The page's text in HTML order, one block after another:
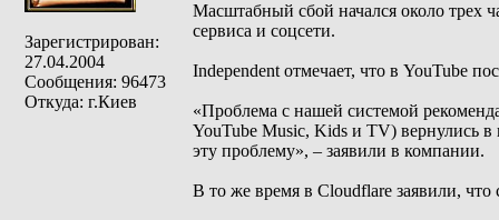
Зарегистрирован:
27.04.2004
Сообщения: 96473
Откуда: г.Киев
Масштабный сбой начался около трех
сервиса и соцсети.
Independent отмечает, что в YouTube
«Проблема с нашей системой
YouTube Music, Kids и TV) вернулись
эту проблему», – заявили в компании.
В то же время в Cloudflare заявили, что